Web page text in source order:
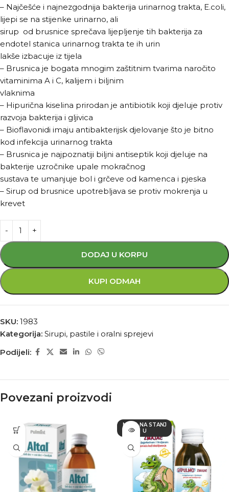
– Najčešće i najnezgodnija bakterija urinarnog trakta, E.coli,
lijepi se na stijenke urinarno, ali
sirup od brusnice sprečava lijepljenje tih bakterija za
endotel stanica urinarnog trakta te ih urin
lakše izbacuje iz tijela
– Brusnica je bogata mnogim zaštitnim tvarima naročito
vitaminima A i C, kalijem i biljnim
vlaknima
– Hipurična kiselina prirodan je antibiotik koji djeluje protiv
razvoja bakterija i gljivica
– Bioflavonidi imaju antibakterijsk djelovanje što je bitno
kod infekcija urinarnog trakta
– Brusnica je najpoznatiji biljni antiseptik koji djeluje na
bakterije uzročnike upale mokračnog
sustava te umanjuje bol i grčeve od kamenca i pjeska
– Sirup od brusnice upotrebljava se protiv mokrenja u
krevet
DODAJ U KORPU
KUPI ODMAH
SKU: 1983
Kategorija: Sirupi, pastile i oralni sprejevi
Podijeli:
Povezani proizvodi
NEMA NA STANJ
U